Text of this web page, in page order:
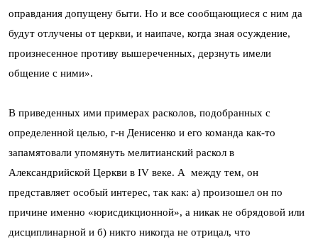
оправдания допущену быти. Но и все сообщающиеся с ним да
будут отлучены от церкви, и наипаче, когда зная осуждение,
произнесенное противу вышереченных, дерзнуть имели
общение с ними».
В приведенных ими примерах расколов, подобранных с
определенной целью, г-н Денисенко и его команда как-то
запамятовали упомянуть мелитианский раскол в
Александрийской Церкви в IV веке. А между тем, он
представляет особый интерес, так как: а) произошел он по
причине именно «юрисдикционной», а никак не обрядовой или
дисциплинарной и б) никто никогда не отрицал, что